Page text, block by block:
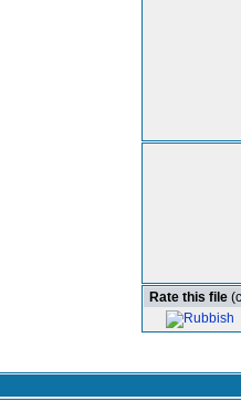
Rate this file